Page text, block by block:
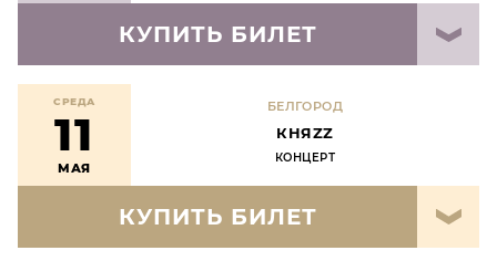
КУПИТЬ БИЛЕТ
СРЕДА
11
МАЯ
БЕЛГОРОД
КНЯZZ
КОНЦЕРТ
КУПИТЬ БИЛЕТ